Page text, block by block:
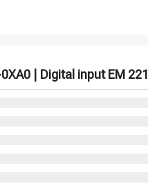
| Digital input EM 221